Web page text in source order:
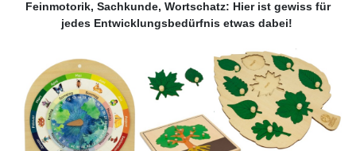
Feinmotorik, Sachkunde, Wortschatz: Hier ist gewiss für
jedes Entwicklungsbedürfnis etwas dabei!